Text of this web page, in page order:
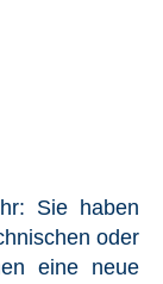
Sie haben
oder
eine neue